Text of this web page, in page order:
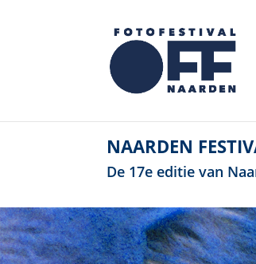
NAARDEN
De 17e editie van